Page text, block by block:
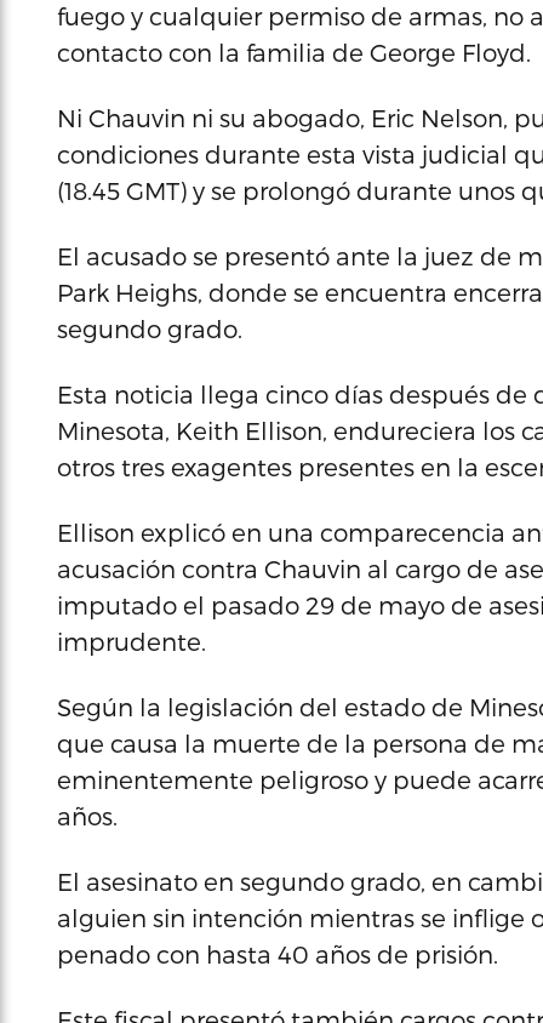
fuego y cualquier permiso de armas, no
contacto con la familia de George Floyd.
Ni Chauvin ni su abogado, Eric Nelson,
condiciones durante esta vista judicial
(18.45 GMT) y se prolongó durante unos
El acusado se presentó ante la juez de
Park Heighs, donde se encuentra
segundo grado.
Esta noticia llega cinco días después
Minesota, Keith Ellison, endureciera los
otros tres exagentes presentes en la
Ellison explicó en una comparecencia
acusación contra Chauvin al cargo de
imputado el pasado 29 de mayo de
imprudente.
Según la legislación del estado de
que causa la muerte de la persona de
eminentemente peligroso y puede
años.
El asesinato en segundo grado, en
alguien sin intención mientras se inflige
penado con hasta 40 años de prisión.